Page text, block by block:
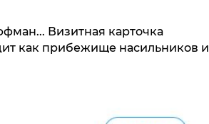
Визитная карточка
как прибежище насильников и